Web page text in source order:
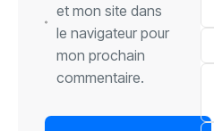
et mon site dans
le navigateur pour
mon prochain
commentaire.